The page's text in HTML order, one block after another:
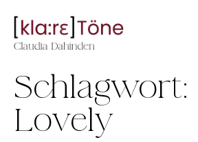
Schlagwort:
Lovely